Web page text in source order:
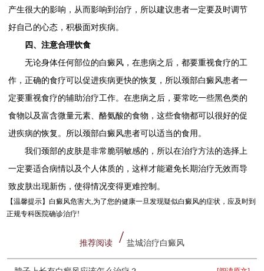
产生很大的影响，从而影响到治疗，所以建议患者一定要及时调节
好自己的心态，积极面对疾病。
四、注意合理饮食
无论身体任何部位的白癜风，在患病之后，都要重视食疗的工
作，正确的食疗可以促进疾病更快的恢复，所以颈部白癜风患者一
定要重视食疗的辅助治疗工作。在患病之后，要常吃一些黑色类的
食物以及富含微量元素、酪氨酸的食物，这些食物都可以很好的促
进疾病的恢复。所以颈部白癜风患者可以适当的食用。
我们颈部的皮肤是非常脆弱敏感的，所以在治疗方法的选择上
一定要适合病情以及个人体质的，这样才能避免长期治疗无效而导
致皮肤出现新伤，使得情况变得更难控制。
【温馨提示】白癜风危害大,为了您的健康一旦发现疑似白癜风的症状，应及时到
正规专科医院确诊治疗!
推荐阅读 盐城治疗白癜风